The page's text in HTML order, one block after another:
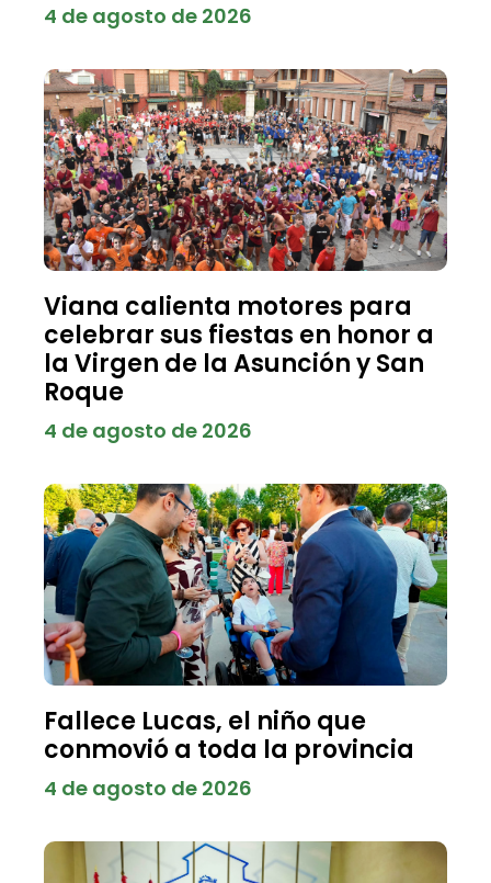
4 de agosto de 2026
Viana calienta motores para
celebrar sus fiestas en honor a
la Virgen de la Asunción y San
Roque
4 de agosto de 2026
Fallece Lucas, el niño que
conmovió a toda la provincia
4 de agosto de 2026